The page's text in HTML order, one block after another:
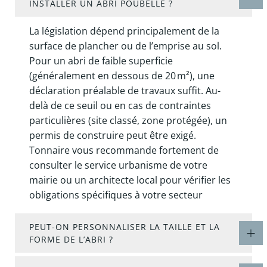
INSTALLER UN ABRI POUBELLE ?
La législation dépend principalement de la
surface de plancher ou de l’emprise au sol.
Pour un abri de faible superficie
(généralement en dessous de 20 m²), une
déclaration préalable de travaux suffit. Au-
delà de ce seuil ou en cas de contraintes
particulières (site classé, zone protégée), un
permis de construire peut être exigé.
Tonnaire vous recommande fortement de
consulter le service urbanisme de votre
mairie ou un architecte local pour vérifier les
obligations spécifiques à votre secteur
PEUT-ON PERSONNALISER LA TAILLE ET LA
FORME DE L’ABRI ?